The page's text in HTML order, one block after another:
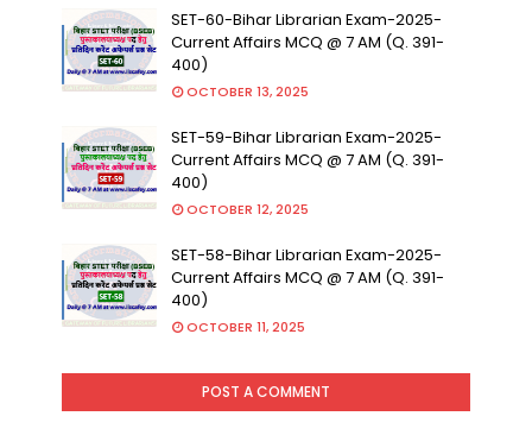
SET-60-Bihar Librarian Exam-2025-
Current Affairs MCQ @ 7 AM (Q. 391-
400)
OCTOBER 13, 2025
SET-59-Bihar Librarian Exam-2025-
Current Affairs MCQ @ 7 AM (Q. 391-
400)
OCTOBER 12, 2025
SET-58-Bihar Librarian Exam-2025-
Current Affairs MCQ @ 7 AM (Q. 391-
400)
OCTOBER 11, 2025
POST A COMMENT